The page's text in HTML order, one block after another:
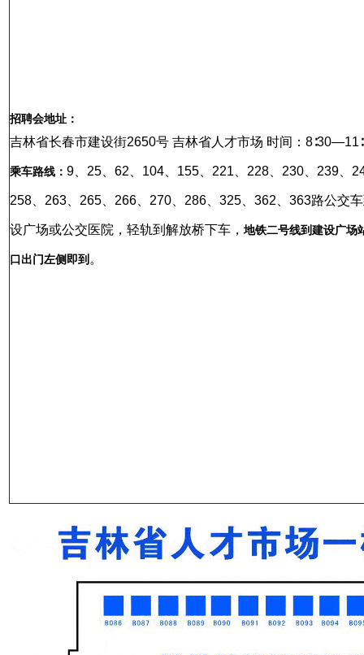
招聘会地址：
吉林省长春市建设街2650号 吉林省人才市场 时间：
乘车路线： 9、25、62、104、155、221、228、230、239、
258、263、265、266、270、286、325、362、363路公交
设广场或公交医院，轻轨到解放桥下车， 地铁二号线到建设广场
口出门左侧即到。